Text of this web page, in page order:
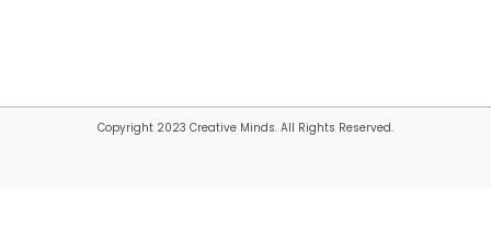
Copyright 2023 Creative Minds. All Rights Reserved.